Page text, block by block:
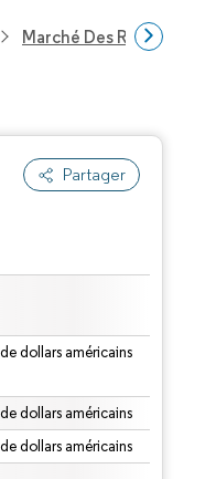
Marché Des Réseaux
Partager
dollars américains
dollars américains
dollars américains